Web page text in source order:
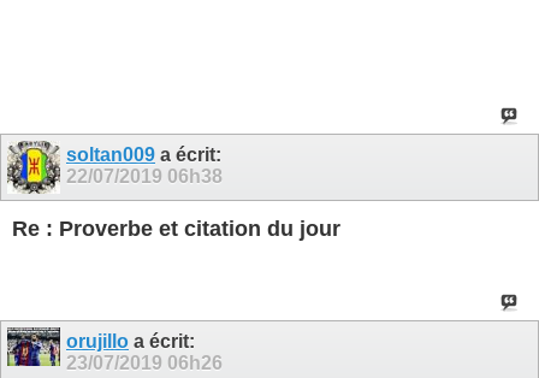
soltan009 a écrit:
22/07/2019 06h38
Re : Proverbe et citation du jour
orujillo a écrit:
23/07/2019 06h26